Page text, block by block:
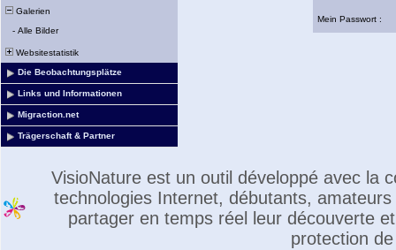
Galerien
- Alle Bilder
Websitestatistik
Die Beobachtungsplätze
Links und Informationen
Migraction.net
Trägerschaft & Partner
Mein Passwort :
VisioNature est un outil développé avec la
technologies Internet, débutants,
partager en temps réel leur découverte
protection